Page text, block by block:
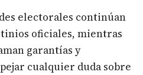
electorales continúan
oficiales, mientras
garantías y
cualquier duda sobre